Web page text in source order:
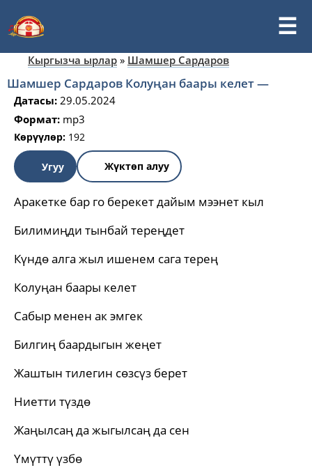
Кыргызча ырлар » Шамшер Сардаров
Шамшер Сардаров Колуңан баары келет —
Датасы: 29.05.2024
Формат: mp3
Көрүүлөр: 192
Угуу Жүктөп алуу
Аракетке бар го берекет дайым мээнет кыл
Билимиңди тынбай тереңдет
Күндө алга жыл ишенем сага терең
Колуңан баары келет
Сабыр менен ак эмгек
Билгиң баардыгын жеңет
Жаштын тилегин сөзсүз берет
Ниетти түздө
Жаңылсаң да жыгылсаң да сен
Үмүттү үзбө